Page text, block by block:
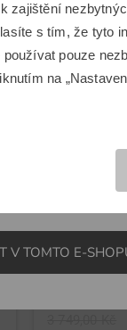
Sportalm
e-shop
V TOMTO E-
zajištění
s tím, že tyto
pouze
na